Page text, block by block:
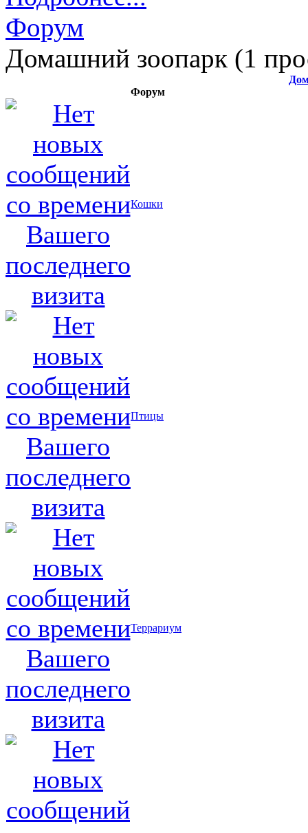
Форум
Домашний зоопарк (1
Форум
Кошки
Птицы
Террариум